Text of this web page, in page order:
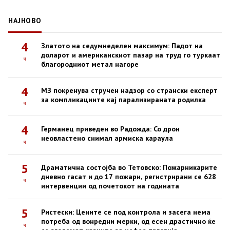
НАЈНОВО
4
ч
Златото на седумнеделен максимум: Падот на
доларот и американскиот пазар на труд го туркаат
благородниот метал нагоре
4
ч
МЗ покренува стручен надзор со странски експерт
за компликациите кај парализираната родилка
4
ч
Германец приведен во Радожда: Со дрон
неовластено снимал армиска караула
5
ч
Драматична состојба во Тетовско: Пожарникарите
дневно гасат и до 17 пожари, регистрирани се 628
интервенции од почетокот на годината
5
ч
Ристески: Цените се под контрола и засега нема
потреба од вонредни мерки, од есен драстично ќе